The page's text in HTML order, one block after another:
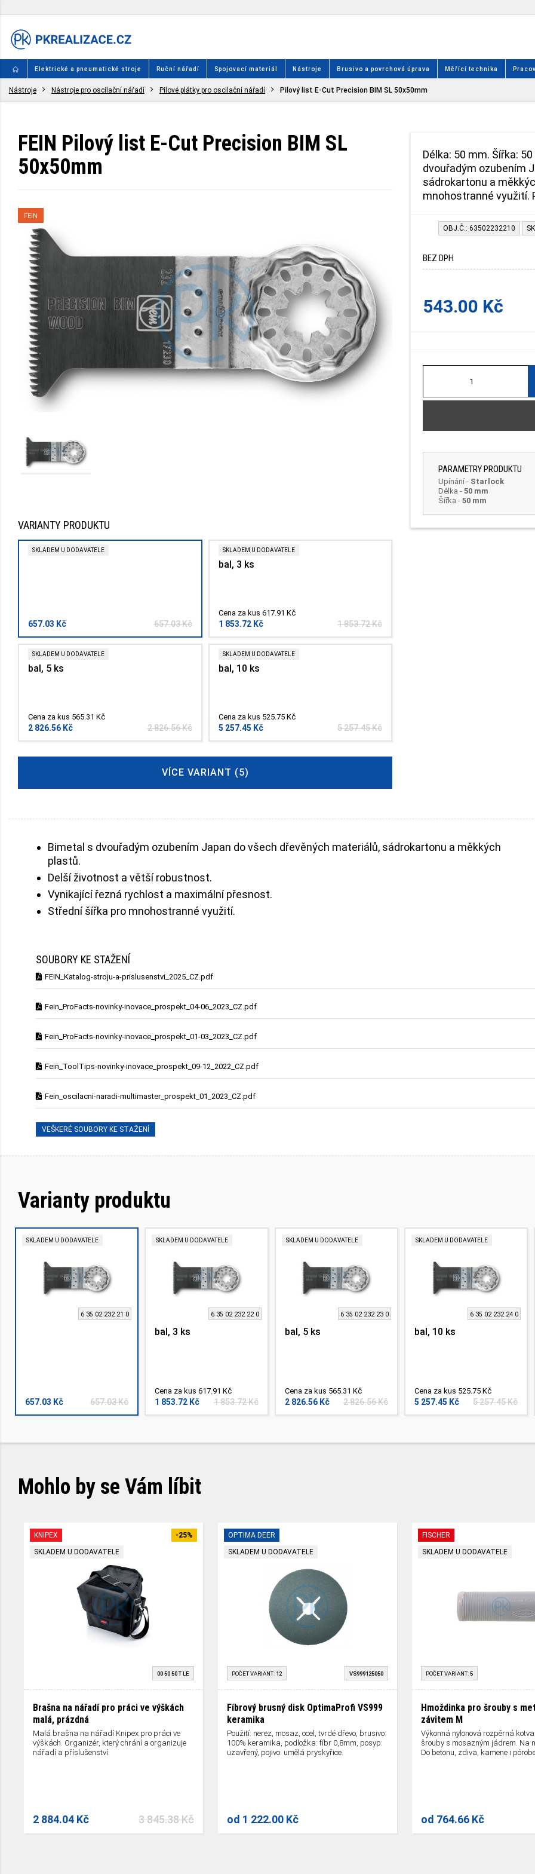
Elektrické a pneumatické stroje Ruční nářadí Spojovací materiál Nástroje Brusivo a povrchová úprava Měřící technika
Nástroje Nástroje pro oscilační nářadí Pilové plátky pro oscilační nářadí Pilový list E-Cut Precision BIM SL 50x50mm
FEIN Pilový list E-Cut Precision BIM SL
50x50mm
FEIN
VARIANTY PRODUKTU
SKLADEM U DODAVATELE
657.03 Kč
657.03 Kč
SKLADEM U DODAVATELE
bal, 3 ks
Cena za kus 617.91 Kč
1 853.72 Kč
1 853.72 Kč
SKLADEM U DODAVATELE
bal, 5 ks
Cena za kus 565.31 Kč
2 826.56 Kč
2 826.56 Kč
SKLADEM U DODAVATELE
bal, 10 ks
Cena za kus 525.75 Kč
5 257.45 Kč
5 257.45 Kč
VÍCE VARIANT (5)
Délka: 50 mm. Šířka:
dvouřadým ozubením
sádrokartonu a
mnohostranné využití.
OBJ.Č.: 63502232210
BEZ DPH
543.00 Kč
PARAMETRY PRODUKTU
Upínání - Starlock
Délka - 50 mm
Šířka - 50 mm
Bimetal s dvouřadým ozubením Japan do všech dřevěných materiálů, sádrokartonu a měkkých
plastů.
Delší životnost a větší robustnost.
Vynikající řezná rychlost a maximální přesnost.
Střední šířka pro mnohostranné využití.
SOUBORY KE STAŽENÍ
FEIN_Katalog-stroju-a-prislusenstvi_2025_CZ.pdf
Fein_ProFacts-novinky-inovace_prospekt_04-06_2023_CZ.pdf
Fein_ProFacts-novinky-inovace_prospekt_01-03_2023_CZ.pdf
Fein_ToolTips-novinky-inovace_prospekt_09-12_2022_CZ.pdf
Fein_oscilacni-naradi-multimaster_prospekt_01_2023_CZ.pdf
VEŠKERÉ SOUBORY KE STAŽENÍ
Varianty produktu
SKLADEM U DODAVATELE
6 35 02 232 21 0
657.03 Kč
657.03 Kč
SKLADEM U DODAVATELE
6 35 02 232 22 0
bal, 3 ks
Cena za kus 617.91 Kč
1 853.72 Kč
1 853.72 Kč
SKLADEM U DODAVATELE
6 35 02 232 23 0
bal, 5 ks
Cena za kus 565.31 Kč
2 826.56 Kč
2 826.56 Kč
SKLADEM U DODAVATELE
6 35 02 232 24 0
bal, 10 ks
Cena za kus 525.75 Kč
5 257.45 Kč
5 257.45 Kč
Mohlo by se Vám líbit
SKLADEM U DODAVATELE
KNIPEX -25%
00 50 50 T LE
Brašna na nářadí pro práci ve výškách
malá, prázdná
Malá brašna na nářadí Knipex pro práci ve
výškách. Organizér, který chrání a organizuje
nářadí a příslušenství.
3 845.38 Kč
2 884.04 Kč
SKLADEM U DODAVATELE
OPTIMA DEER
POČET VARIANT: 12 VS999125050
Fíbrový brusný disk OptimaProfi VS999
keramika
Použití: nerez, mosaz, ocel, tvrdé dřevo, brusivo:
100% keramika, podložka: fíbr 0,8mm, posyp:
uzavřený, pojivo: umělá pryskyřice.
od 1 222.00 Kč
SKLADEM U DODAVATELE
FISCHER
POČET VARIANT:5
Hmoždinka pro šrouby s
závitem M
Výkonná nylonová rozpěrná
šrouby s mosazným jádrem. Na
Do betonu, zdiva, kamene i
od 764.66 Kč